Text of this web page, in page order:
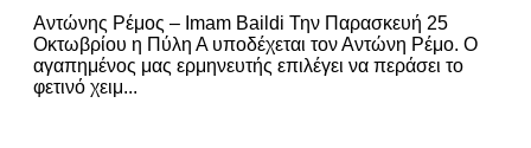
Αντώνης Ρέμος – Imam Baildi Την Παρασκευή 25
Οκτωβρίου η Πύλη Α υποδέχεται τον Αντώνη Ρέμο. Ο
αγαπημένος μας ερμηνευτής επιλέγει να περάσει το
φετινό χειμ...